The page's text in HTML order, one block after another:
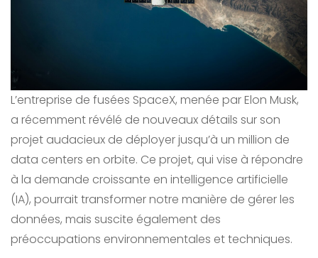
L’entreprise de fusées SpaceX, menée par Elon Musk,
a récemment révélé de nouveaux détails sur son
projet audacieux de déployer jusqu’à un million de
data centers en orbite. Ce projet, qui vise à répondre
à la demande croissante en intelligence artificielle
(IA), pourrait transformer notre manière de gérer les
données, mais suscite également des
préoccupations environnementales et techniques.